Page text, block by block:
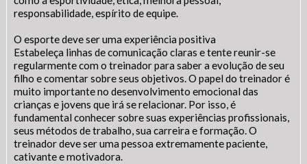
responsabilidade, espírito de equipe.
O esporte deve ser uma experiência positiva
Estabeleça linhas de comunicação claras e tente reunir-se
regularmente com o treinador para saber a evolução de seu
filho e comentar sobre seus objetivos. O papel do treinador é
muito importante no desenvolvimento emocional das
crianças e jovens que irá se relacionar. Por isso, é
fundamental conhecer sobre suas experiências profissionais,
seus métodos de trabalho, sua carreira e formação. O
treinador deve ser uma pessoa extremamente paciente,
cativante e motivadora.
Fonte normal: Clique na letra A
Aumentar a fonte: Clique na letra A+
Layout
Para alterar a cor do layout escuro/claro e vice versa
clique no ícone meia lua.
Senha
Senha
Enviar
Setor Responsável:Ouvidoria
E-mail:ouvidoria@novorepartimento.pa.gov.br
Telefone:(94) (94) 99139-5479
Endereço:Avenida dos Girassóis, Qd. 25, nº 15 – Bairro
Morumbi
CEP: 68.473-000
Novo Repartimento - PA
Horário de Atendimento Presencial: 08h às 14h